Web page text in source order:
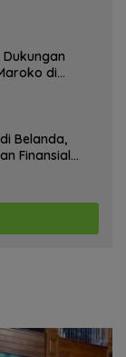
Dukungan
di
Belanda,
Finansial